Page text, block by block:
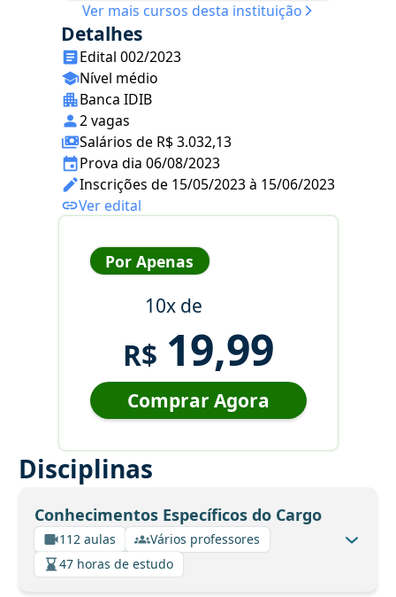
Ver mais cursos desta instituição
Detalhes
Edital 002/2023
Nível médio
Banca IDIB
2 vagas
Salários de R$ 3.032,13
Prova dia 06/08/2023
Inscrições de 15/05/2023 à 15/06/2023
Ver edital
Por Apenas
10x de
R$ 19,99
Comprar Agora
Disciplinas
Conhecimentos Específicos do Cargo
112 aulas
Vários professores
47 horas de estudo